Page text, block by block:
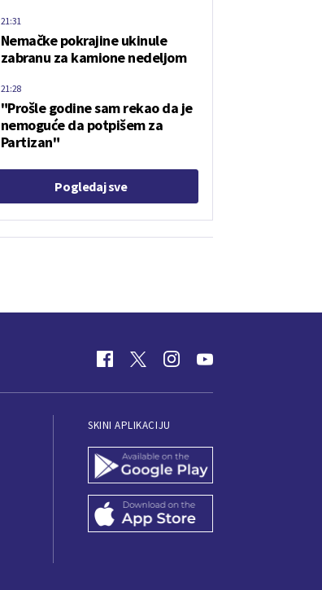
Nemačke pokrajine ukinule
zabranu za kamione nedeljom
21:31
"Prošle godine sam rekao da je
nemoguće da potpišem za
Partizan"
21:28
Pogledaj sve
SKINI APLIKACIJU